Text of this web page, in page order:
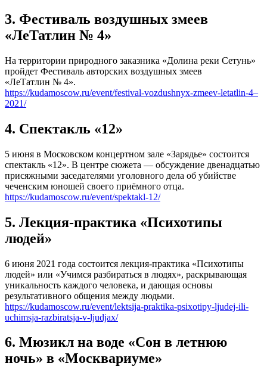
3. Фестиваль воздушных змеев
«ЛеТатлин № 4»
На территории природного заказника «Долина реки Сетунь»
пройдет Фестиваль авторских воздушных змеев
«ЛеТатлин № 4».
https://kudamoscow.ru/event/festival-vozdushnyx-zmeev-letatlin-4–
2021/
4. Спектакль «12»
5 июня в Московском концертном зале «Зарядье» состоится
спектакль «12». В центре сюжета — обсуждение двенадцатью
присяжными заседателями уголовного дела об убийстве
чеченским юношей своего приёмного отца.
https://kudamoscow.ru/event/spektakl-12/
5. Лекция-практика «Психотипы
людей»
6 июня 2021 года состоится лекция-практика «Психотипы
людей» или «Учимся разбираться в людях», раскрывающая
уникальность каждого человека, и дающая основы
результативного общения между людьми.
https://kudamoscow.ru/event/lektsija-praktika-psixotipy-ljudej-ili-
uchimsja-razbiratsja-v-ljudjax/
6. Мюзикл на воде «Сон в летнюю
ночь» в «Москвариуме»